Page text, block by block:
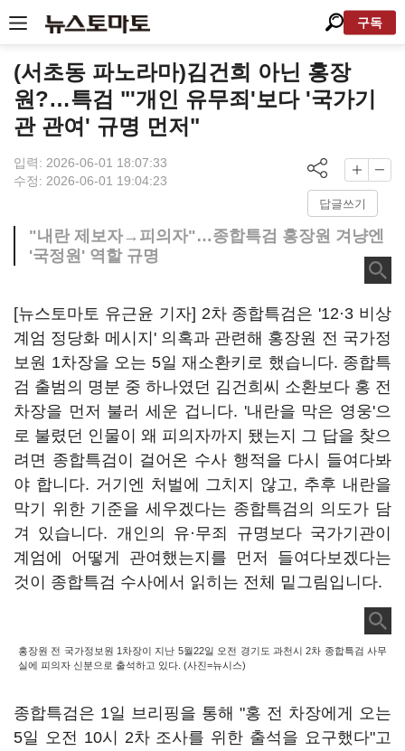
구독
(서초동 파노라마)김건희 아닌 홍장
원?…특검 "'개인 유무죄'보다 '국가기
관 관여' 규명 먼저"
입력: 2026-06-01 18:07:33
수정: 2026-06-01 19:04:23
답글쓰기
"내란 제보자→피의자"…종합특검 홍장원 겨냥엔
'국정원' 역할 규명
[뉴스토마토 유근윤 기자] 2차 종합특검은 '12·3 비상
계엄 정당화 메시지' 의혹과 관련해 홍장원 전 국가정
보원 1차장을 오는 5일 재소환키로 했습니다. 종합특
검 출범의 명분 중 하나였던 김건희씨 소환보다 홍 전
차장을 먼저 불러 세운 겁니다. '내란을 막은 영웅'으
로 불렸던 인물이 왜 피의자까지 됐는지 그 답을 찾으
려면 종합특검이 걸어온 수사 행적을 다시 들여다봐
야 합니다. 거기엔 처벌에 그치지 않고, 추후 내란을
막기 위한 기준을 세우겠다는 종합특검의 의도가 담
겨 있습니다. 개인의 유·무죄 규명보다 국가기관이
계엄에 어떻게 관여했는지를 먼저 들여다보겠다는
것이 종합특검 수사에서 읽히는 전체 밑그림입니다.
홍장원 전 국가정보원 1차장이 지난 5월22일 오전 경기도 과천시 2차 종합특검 사무
실에 피의자 신분으로 출석하고 있다. (사진=뉴시스)
종합특검은 1일 브리핑을 통해 "홍 전 차장에게 오는
5일 오전 10시 2차 조사를 위한 출석을 요구했다"고